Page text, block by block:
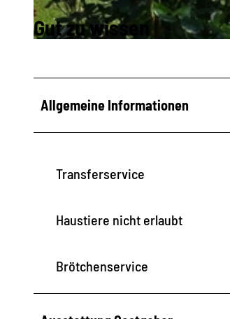
Gut zu wissen
Allgemeine Informationen
Transferservice
Haustiere nicht erlaubt
Brötchenservice